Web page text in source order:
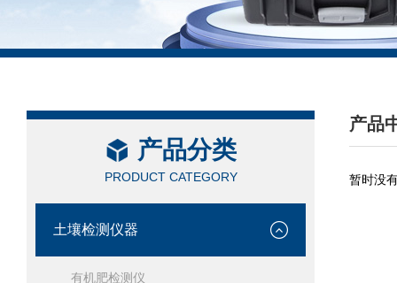
产品分类
PRODUCT CATEGORY
土壤检测仪器
有机肥检测仪
产品
/
暂时没